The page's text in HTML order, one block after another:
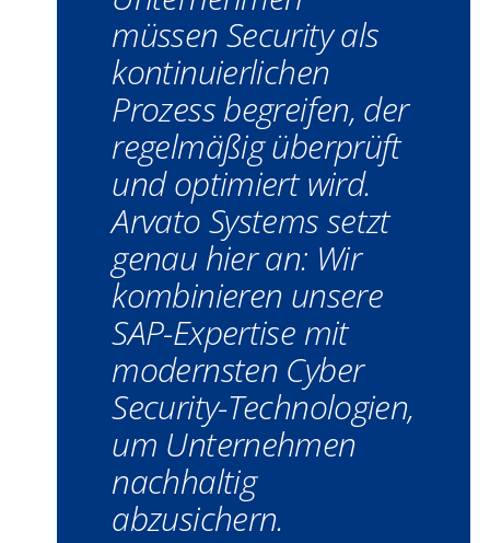
müssen Security als
kontinuierlichen
Prozess begreifen, der
regelmäßig überprüft
und optimiert wird.
Arvato Systems setzt
genau hier an: Wir
kombinieren unsere
SAP-Expertise mit
modernsten Cyber
Security-Technologien,
um Unternehmen
nachhaltig
abzusichern.